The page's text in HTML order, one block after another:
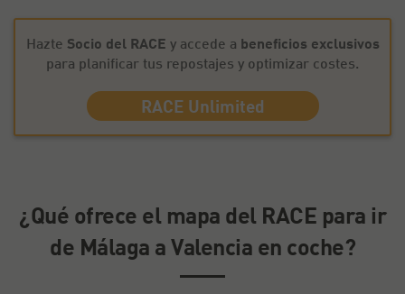
Hazte Socio del RACE y accede a beneficios exclusivos
para planificar tus repostajes y optimizar costes.
RACE Unlimited
¿Qué ofrece el mapa del RACE para ir
de Málaga a Valencia en coche?